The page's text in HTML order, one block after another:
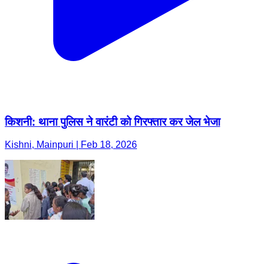
किशनी: थाना पुलिस ने वारंटी को गिरफ्तार कर जेल भेजा
Kishni, Mainpuri | Feb 18, 2026